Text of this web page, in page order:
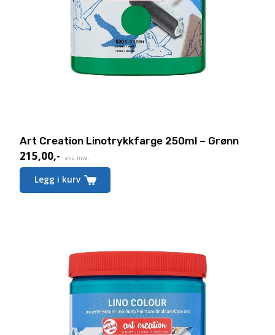
Art Creation Linotrykkfarge 250ml – Grønn
215,00,- eks. mva.
Legg i kurv